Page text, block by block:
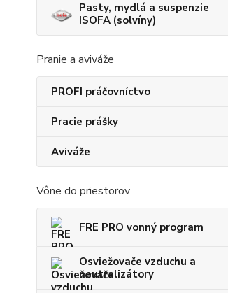
Pasty, mydlá a suspenzie
ISOFA (solvíny)
Pranie a aviváže
PROFI práčovníctvo
Pracie prášky
Aviváže
Vône do priestorov
FRE PRO vonný program
Osviežovače vzduchu a
neutralizátory